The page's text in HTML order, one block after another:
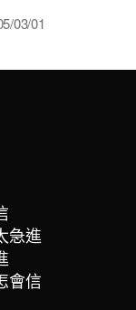
03/01
急進
會信